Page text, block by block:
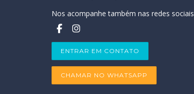
Nos acompanhe também nas redes sociais
ENTRAR EM CONTATO
CHAMAR NO WHATSAPP